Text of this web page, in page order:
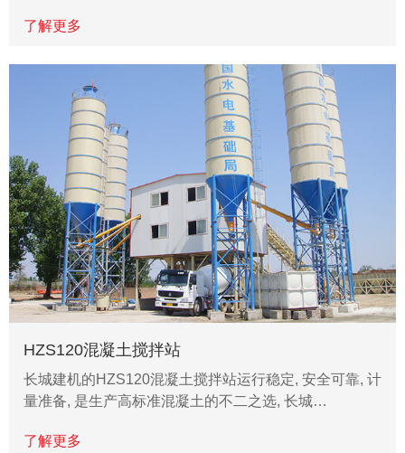
了解更多
HZS120混凝土搅拌站
长城建机的HZS120混凝土搅拌站运行稳定, 安全可靠, 计
量准备, 是生产高标准混凝土的不二之选, 长城…
了解更多